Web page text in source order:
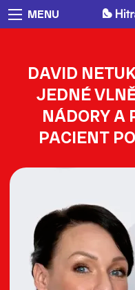
MENU
DAVID
JEDNÉ
NÁDORY A
PACIENT